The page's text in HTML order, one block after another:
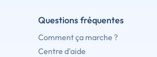
Questions fréquentes
Comment ça marche ?
Centre d'aide